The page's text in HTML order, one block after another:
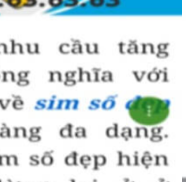
Quý 2 tại
Tứ Quý, sim giá rẻ uy
nhiều thời gian ở khoản lựa số,
phong thủy thì mới là sim hoàn
được Sim Tứ Quý 2 là bạn vào
mục “
Sim giảm giá
“ ở ngay đầu